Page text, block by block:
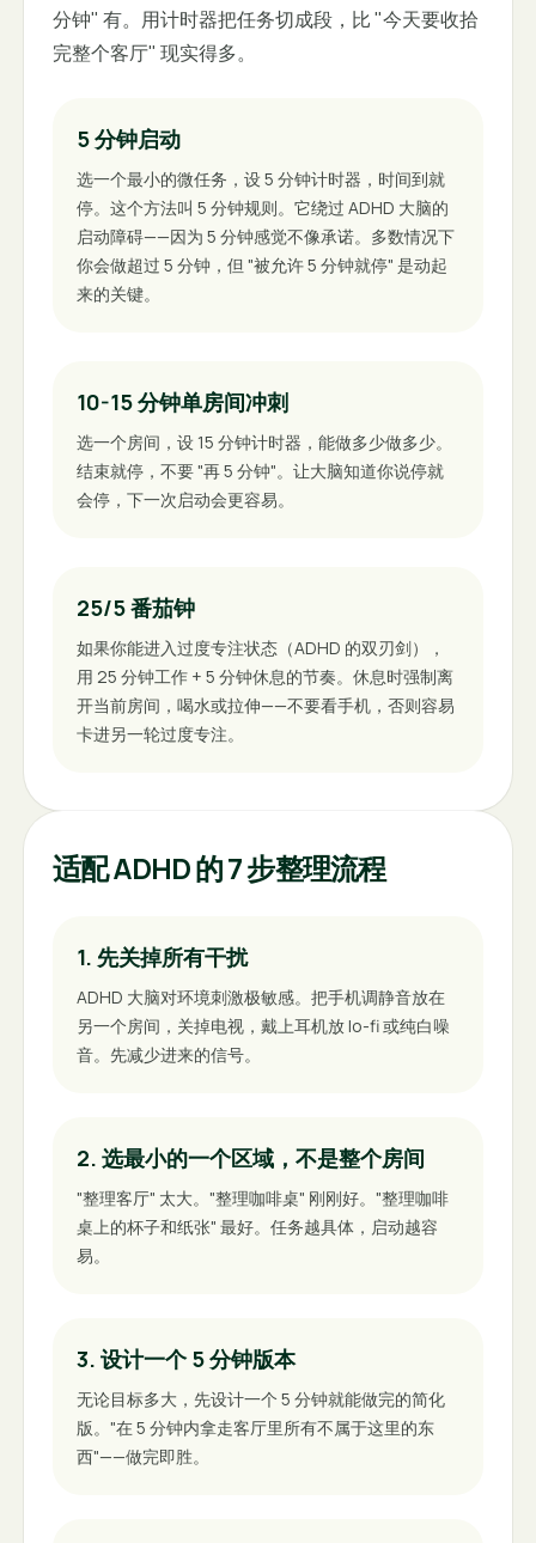
分钟" 有。用计时器把任务切成段，比 "今天要收拾
完整个客厅" 现实得多。
5 分钟启动
选一个最小的微任务，设 5 分钟计时器，时间到就
停。这个方法叫 5 分钟规则。它绕过 ADHD 大脑的
启动障碍——因为 5 分钟感觉不像承诺。多数情况下
你会做超过 5 分钟，但 "被允许 5 分钟就停" 是动起
来的关键。
10-15 分钟单房间冲刺
选一个房间，设 15 分钟计时器，能做多少做多少。
结束就停，不要 "再 5 分钟"。让大脑知道你说停就
会停，下一次启动会更容易。
25/5 番茄钟
如果你能进入过度专注状态（ADHD 的双刃剑），
用 25 分钟工作 + 5 分钟休息的节奏。休息时强制离
开当前房间，喝水或拉伸——不要看手机，否则容易
卡进另一轮过度专注。
适配 ADHD 的 7 步整理流程
1. 先关掉所有干扰
ADHD 大脑对环境刺激极敏感。把手机调静音放在
另一个房间，关掉电视，戴上耳机放 lo-fi 或纯白噪
音。先减少进来的信号。
2. 选最小的一个区域，不是整个房间
"整理客厅" 太大。"整理咖啡桌" 刚刚好。"整理咖啡
桌上的杯子和纸张" 最好。任务越具体，启动越容
易。
3. 设计一个 5 分钟版本
无论目标多大，先设计一个 5 分钟就能做完的简化
版。"在 5 分钟内拿走客厅里所有不属于这里的东
西"——做完即胜。